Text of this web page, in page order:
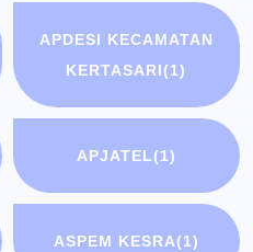
APDESI KECAMATAN
KERTASARI(1)
APJATEL(1)
ASPEM KESRA(1)